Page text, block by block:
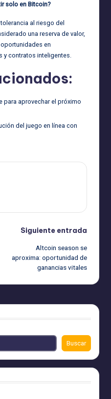
solo en Bitcoin?
al riesgo del
una reserva de valor,
en
y contratos inteligentes.
para aprovechar el próximo
del juego en línea con
Siguiente entrada
Altcoin season se
aproxima: oportunidad de
ganancias vitales
Buscar